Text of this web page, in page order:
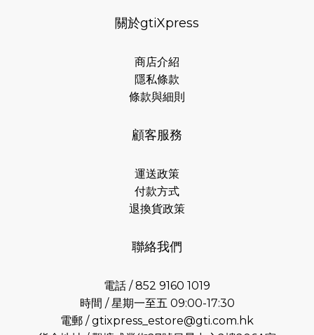
關於gtiXpress
商店介紹
隱私條款
條款與細則
顧客服務
運送政策
付款方式
退換貨政策
聯絡我們
電話 / 852 9160 1019
時間 / 星期一至五 09:00-17:30
電郵 /gtixpress_estore@gti.com.hk